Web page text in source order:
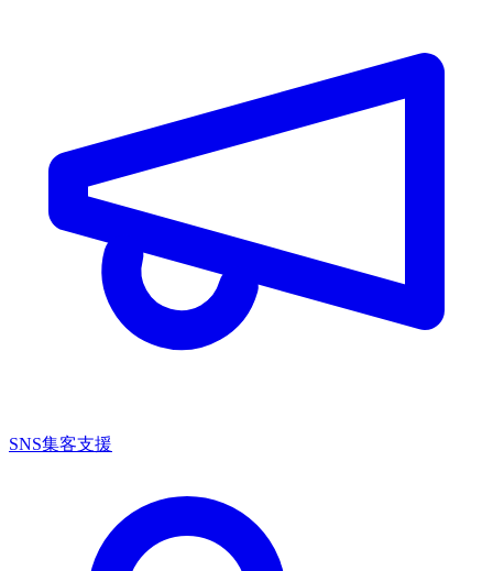
SNS集客支援